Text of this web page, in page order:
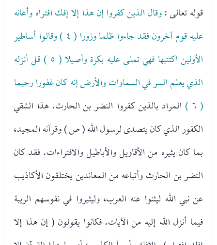
قوله تعالى :وقال الذين كفروا إن هذا إلا إفك افتراه وأعانه
عليه قوم آخرون فقد جاءوا ظلما وزورا ( ٤ ) وقالوا أساطير
الأولين اكتتبها فهي تملى عليه بكرة وأصيلا ( ٥ ) قل أنزله
الذي يعلم السر في السماوات والأرض إنه كان غفورا رحيما
( ٦ )
المراد بالذين كفروا النضر بن الحارث. هذا الشقي
الكفور الذي كان يتصدى لرسول الله ( ص ) وقرآنه المجيد،
بما كان يثيره من الأقاويل والأباطيل والافتراءات. فقد كان
النضر بن الحارث وأتباعه من المعاندين يختلقون الأكاذيب
عن نبي الله ليثنوا عنه العرب، وليثيروا في نفوسهم الريبة
فيما أنزل الله إليه من الآيات. فكانوا يقولون ( إن هذا إلا